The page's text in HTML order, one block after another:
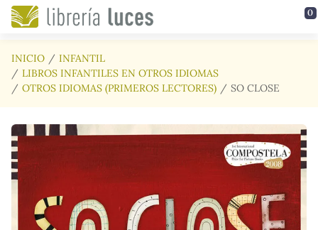
Saltar al contenido principal 0
INICIO
INFANTIL
LIBROS INFANTILES EN OTROS IDIOMAS
OTROS IDIOMAS (PRIMEROS LECTORES)
SO CLOSE